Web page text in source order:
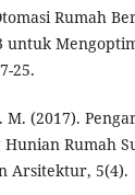
Rumah
untuk
25.
(2017).
Rumah
Arsitektur, 5(4).